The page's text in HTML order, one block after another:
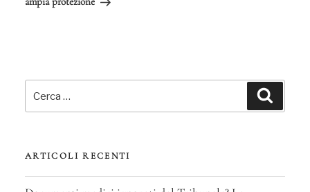
Cerca:
ARTICOLI RECENTI